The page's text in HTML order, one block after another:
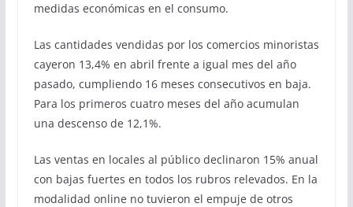
medidas económicas en el consumo.
Las cantidades vendidas por los comercios minoristas
cayeron 13,4% en abril frente a igual mes del año
pasado, cumpliendo 16 meses consecutivos en baja.
Para los primeros cuatro meses del año acumulan
una descenso de 12,1%.
Las ventas en locales al público declinaron 15% anual
con bajas fuertes en todos los rubros relevados. En la
modalidad online no tuvieron el empuje de otros